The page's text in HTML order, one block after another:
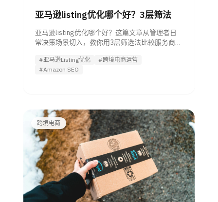
亚马逊listing优化哪个好？3层筛法
亚马逊listing优化哪个好？这篇文章从管理者日
常决策场景切入，教你用3层筛选法比较服务商、
找到能提升点击与转化的优化方式。
#亚马逊Listing优化
#跨境电商运营
#Amazon SEO
跨境电商